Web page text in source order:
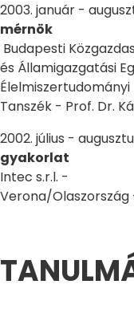
2003. január -
mérnök
Budapesti
és Államigazgatási
Élelmiszertudományi
Tanszék - Prof. Dr.
2002. július -
gyakorlat
Intec s.r.l. -
Verona/Olaszország